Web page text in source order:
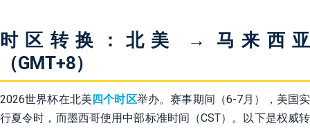
时区转换：北美 → 马来西亚
（GMT+8）
2026世界杯在北美四个时区举办。赛事期间（6-7月），美国实
行夏令时，而墨西哥使用中部标准时间（CST）。以下是权威转